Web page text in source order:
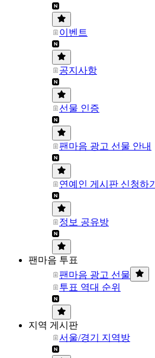
이벤트
공지사항
선물 인증
팬마음 광고 선물 안내
연예인 게시판 신청하기
정보 공유방
팬마음 투표
팬마음 광고 선물
투표 역대 순위
지역 게시판
서울/경기 지역방